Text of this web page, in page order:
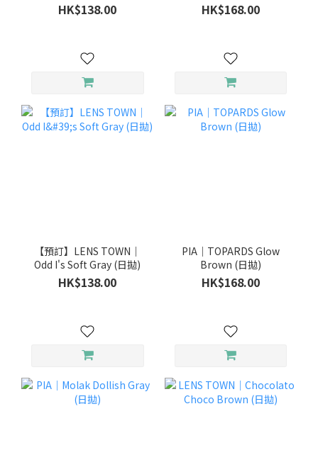
HK$138.00 HK$168.00
【預訂】LENS TOWN｜
Odd I's Soft Gray (日拋)
HK$138.00
PIA｜TOPARDS Glow
Brown (日拋)
HK$168.00